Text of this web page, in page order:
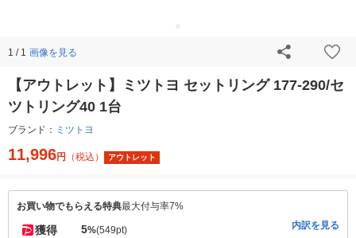
1 / 1 画像を見る
【アウトレット】ミツトヨ セットリング 177-290/セ
ツトリング40 1台
ブランド： ミツトヨ
11,996円 （税込） アウトレット
お買い物でもらえる特典最大付与率7%
獲得 5%(549pt) 内訳を見る